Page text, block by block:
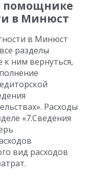
помощнике
в Минюст
в Минюст
разделы
к ним вернуться,
Расходы
«7.Сведения
вид расходов